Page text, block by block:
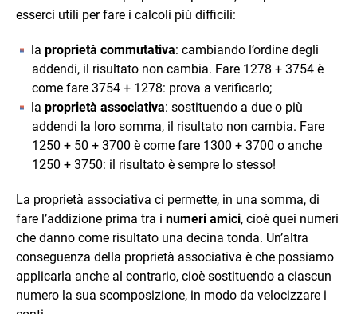
esserci utili per fare i calcoli più difficili:
la proprietà commutativa: cambiando l’ordine degli
addendi, il risultato non cambia. Fare 1278 + 3754 è
come fare 3754 + 1278: prova a verificarlo;
la proprietà associativa: sostituendo a due o più
addendi la loro somma, il risultato non cambia. Fare
1250 + 50 + 3700 è come fare 1300 + 3700 o anche
1250 + 3750: il risultato è sempre lo stesso!
La proprietà associativa ci permette, in una somma, di
fare l’addizione prima tra i numeri amici, cioè quei numeri
che danno come risultato una decina tonda. Un’altra
conseguenza della proprietà associativa è che possiamo
applicarla anche al contrario, cioè sostituendo a ciascun
numero la sua scomposizione, in modo da velocizzare i